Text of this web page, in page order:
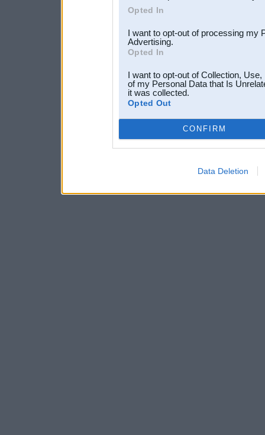
Opted In
I want to opt-out of processing my
Advertising.
Opted In
I want to opt-out of Collection,
of my Personal Data that Is
it was collected.
Opted Out
CONFIRM
Data Deletion